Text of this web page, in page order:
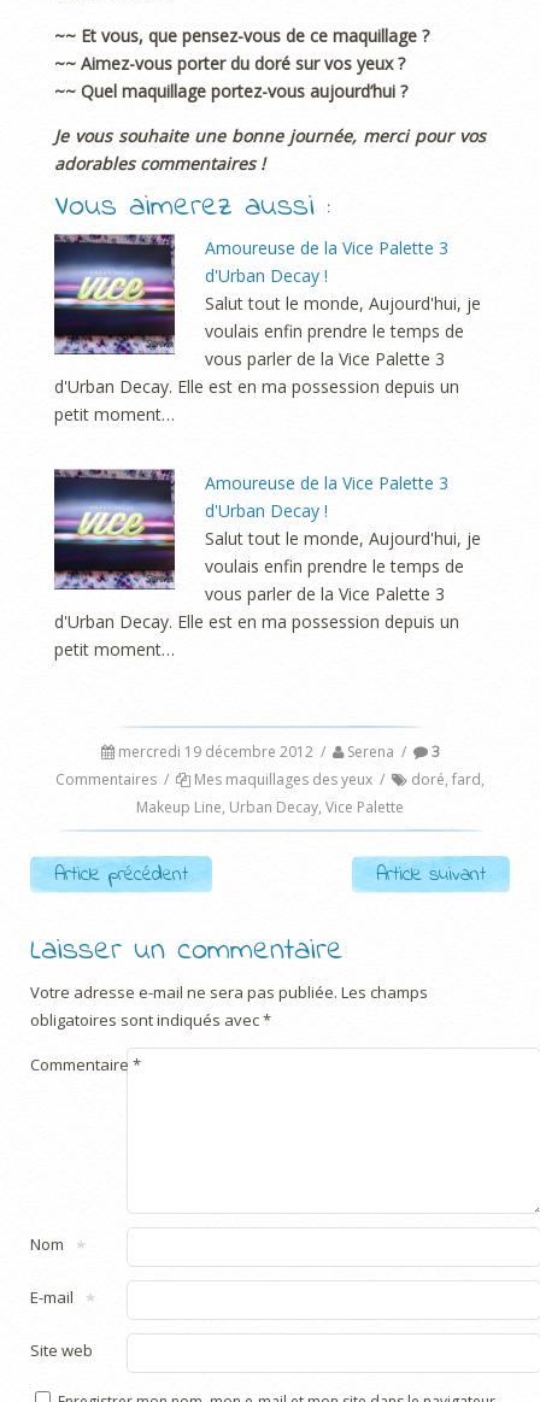
~~ Et vous, que pensez-vous de ce maquillage ?
~~ Aimez-vous porter du doré sur vos yeux ?
~~ Quel maquillage portez-vous aujourd’hui ?
Je vous souhaite une bonne journée, merci pour vos
adorables commentaires !
Vous aimerez aussi :
Amoureuse de la Vice Palette 3
d'Urban Decay !
Salut tout le monde, Aujourd'hui, je
voulais enfin prendre le temps de
vous parler de la Vice Palette 3
d'Urban Decay. Elle est en ma possession depuis un
petit moment…
Amoureuse de la Vice Palette 3
d'Urban Decay !
Salut tout le monde, Aujourd'hui, je
voulais enfin prendre le temps de
vous parler de la Vice Palette 3
d'Urban Decay. Elle est en ma possession depuis un
petit moment…
mercredi 19 décembre 2012 / Serena /
3
Commentaires / Mes maquillages des yeux / doré, fard,
Makeup Line, Urban Decay, Vice Palette
Post navigation
Article précédent Article suivant
Laisser un commentaire
Votre adresse e-mail ne sera pas publiée. Les champs
obligatoires sont indiqués avec*
Commentaire *
Nom *
E-mail *
Site web